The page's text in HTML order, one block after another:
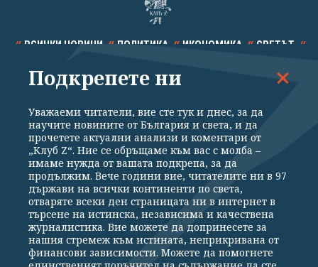
ВСИЧКИ НОВИНИ ПОЛИТИКА ИКОНОМИКА СВЕТЪТ
СПОРТ КУЛТУРА ТЕХНОЛОГИИ КАЛЕЙДОСКОП
Общи условия
Политика за поверителност
Реклама
Партньори Контакти
За Клуб Z
Екип
Подкрепете ни
Подкрепете ни
Уважаеми читатели, вие сте тук и днес, за да
научите новините от България и света, и да
прочетете актуални анализи и коментари от
„Клуб Z“. Ние се обръщаме към вас с молба –
имаме нужда от вашата подкрепа, за да
продължим. Вече години вие, читателите ни в 97
държави на всички континенти по света,
отваряте всеки ден страницата ни в интернет в
търсене на истинска, независима и качествена
журналистика. Вие можете да допринесете за
нашия стремеж към истината, неприкривана от
финансови зависимости. Можете да помогнете